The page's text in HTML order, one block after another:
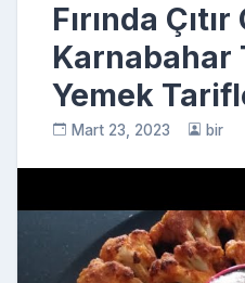
Fırında Çıtır
Karnabahar
Yemek
Mart 23, 2023 bir